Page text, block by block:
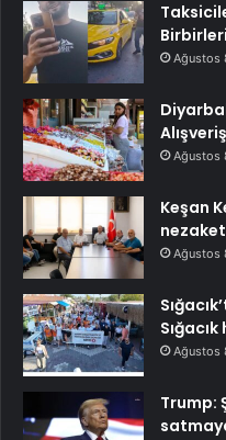
Ağustos
Ağustos
Keşan
Ağustos
Ağustos
Trump: